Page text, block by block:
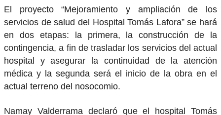
El proyecto “Mejoramiento y ampliación de los
servicios de salud del Hospital Tomás Lafora” se hará
en dos etapas: la primera, la construcción de la
contingencia, a fin de trasladar los servicios del actual
hospital y asegurar la continuidad de la atención
médica y la segunda será el inicio de la obra en el
actual terreno del nosocomio.
Namay Valderrama declaró que el hospital Tomás